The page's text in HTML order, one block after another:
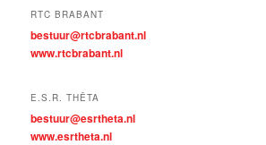
RTC BRABANT
bestuur@rtcbrabant.nl
www.rtcbrabant.nl
E.S.R. THÊTA
bestuur@esrtheta.nl
www.esrtheta.nl